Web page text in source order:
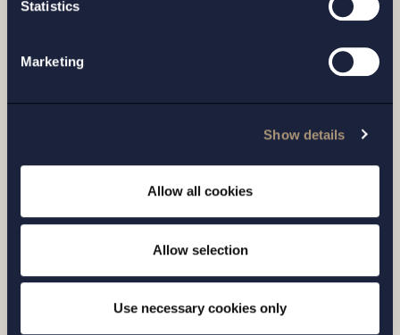
Statistics
Marketing
Show details
Allow all cookies
Allow selection
Use necessary cookies only
Relaterade nyheter
6 JULI 2026